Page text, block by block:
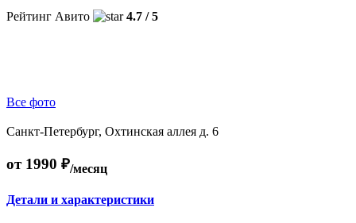
Рейтинг Авито 4.7 / 5
Все фото
Санкт-Петербург, Охтинская аллея д. 6
от 1990 ₽/месяц
Детали и характеристики